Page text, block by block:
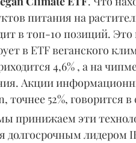
питания на
в топ-10 позиций. Это
в ETF веганского
4,6% , а на
Акции
точнее 52%, говорится
принижаем эти
долгосрочным лидером